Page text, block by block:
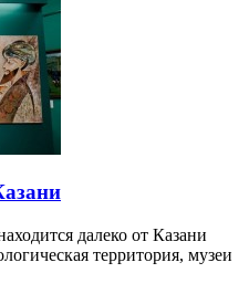
далеко от Казани
территория, музеи